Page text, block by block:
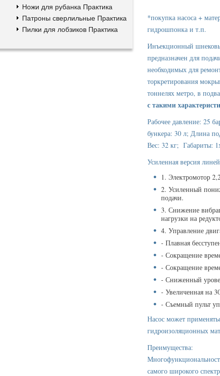
Ножи для рубанка Практика
Патроны сверлильные Практика
Пилки для лобзиков Практика
*покупка насоса +
гидрошпонка и т.п.
Инъекционный
предназначен для
необходимых для
торкретирования
тоннелях метро, в
с такими
Рабочее давление: 25
бункера: 30 л; Длина
Вес: 32 кг; Габариты:
Усиленная версия
1. Электромотор
2. Усиленный
подачи.
3. Снижение
нагрузки на
4. Управление
- Плавная
- Сокращение
- Сокращение
- Сниженный
- Увеличенная на
- Съемный пульт
Насос может
гидроизоляционных
Преимущества:
самого широкого